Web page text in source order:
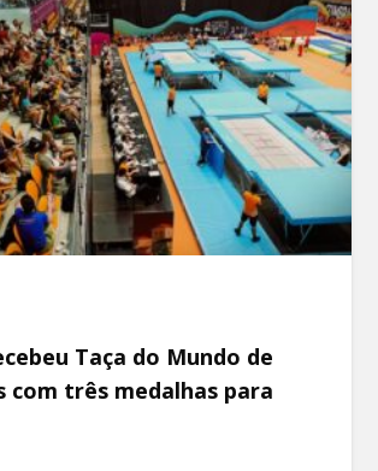
Taça do Mundo de
com três medalhas para